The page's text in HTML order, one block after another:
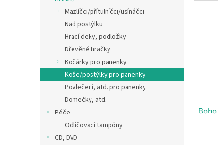
Mazlíčci/přítulníčci/usínáčci
Nad postýlku
Hrací deky, podložky
Dřevěné hračky
Kočárky pro panenky
Koše/postýlky pro panenky
Povlečení, atd. pro panenky
Domečky, atd.
Péče
Odličovací tampóny
CD, DVD